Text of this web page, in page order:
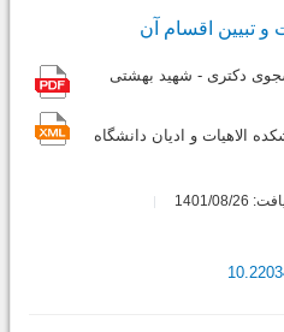
تبیین اقسام آن
دکتری - شهید بهشتی
الاهیات و ادیان دانشگاه
08/26